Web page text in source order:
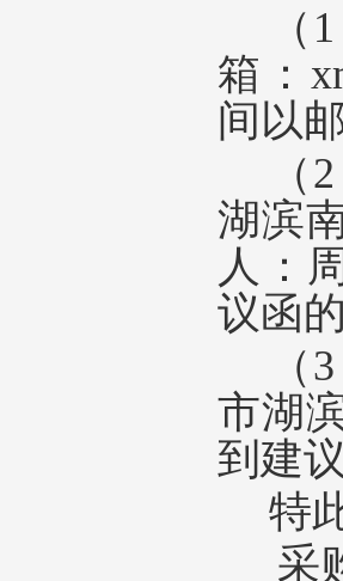
箱：
间以
湖滨
人：
议函
市湖
到建
特
采